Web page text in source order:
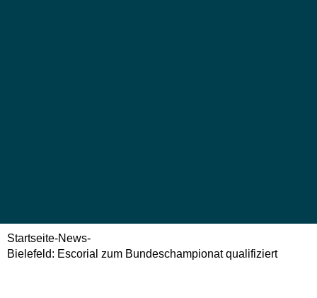
Startseite-News-
Bielefeld: Escorial zum Bundeschampionat qualifiziert